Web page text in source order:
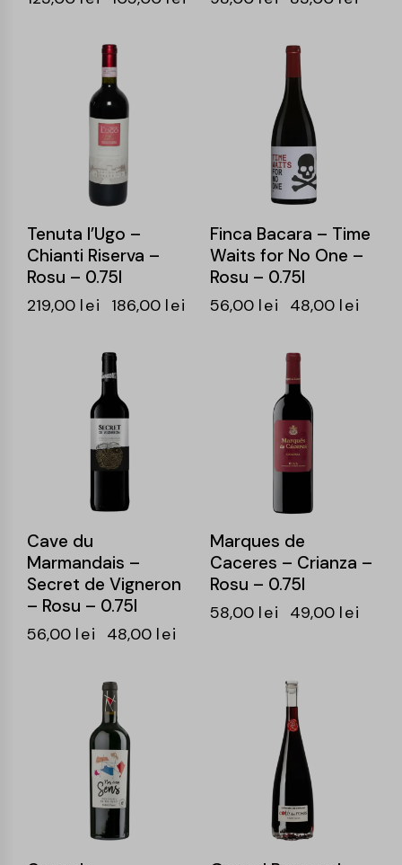
Tenuta l’Ugo –
Chianti Riserva –
Rosu – 0.75l
219,00 lei 186,00 lei
Finca Bacara – Time
Waits for No One –
Rosu – 0.75l
56,00 lei 48,00 lei
Cave du
Marmandais –
Secret de Vigneron
– Rosu – 0.75l
56,00 lei 48,00 lei
Marques de
Caceres – Crianza –
Rosu – 0.75l
58,00 lei 49,00 lei